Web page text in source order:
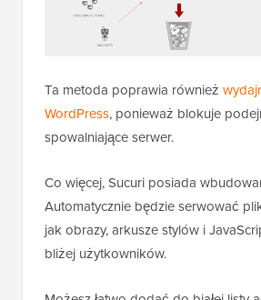
podejrzane adresy IP,
ważnych plików rdzenia WordPress,
Ta metoda poprawia również